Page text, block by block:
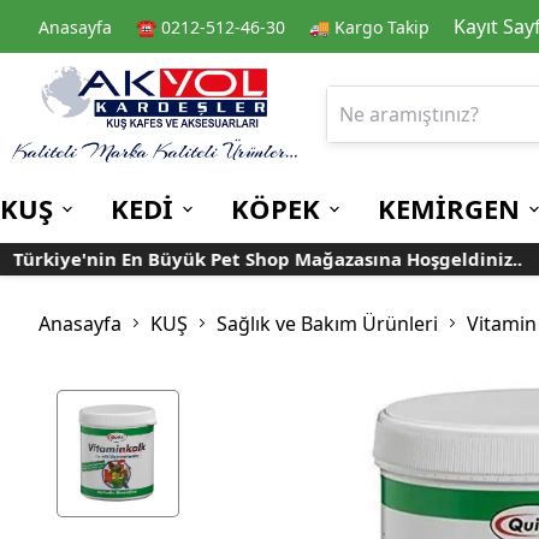
Anasayfa ☎️ 0212-512-46-30 🚚 Kargo Takip Kayıt
KUŞ
Kafes
Muhabbet
Papağan
Taşıma Kafesi
Rulolu Kafes
Kafes Aksesuarları
Yemlikler
Banyoluklar
Kafes Tülleri
Oyuncaklar
KEDİ
Kedi Kuru Mamalar Kedi Kumları
Taşımalar
Ek Besin ve
Vitaminler
KÖPEK
Kuru Mamalar Konserve Mamalar
Mama ve Su Kapları
KEMİRGEN
Guinea Pig Yemleri
En Büyük Pet Shop Mağazasına Hoşgeldiniz..
Anasayfa KUŞ Sağlık ve Bakım Ürünleri